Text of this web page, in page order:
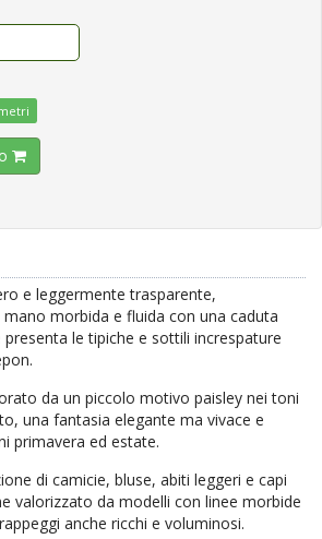
morbida e fluida con una caduta
le tipiche e sottili increspature
una fantasia elegante ma vivace e
primavera ed estate.
valorizzato da modelli con linee morbide
anche ricchi e voluminosi.